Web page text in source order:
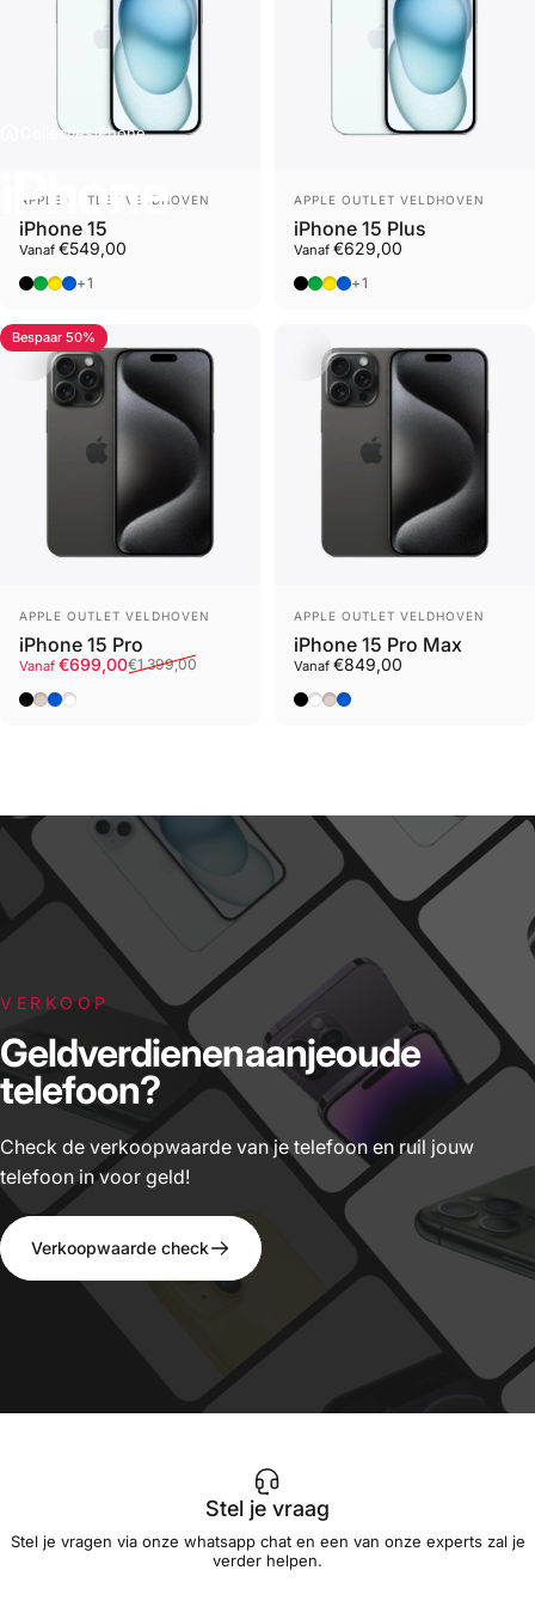
CollectiesiPhone
iPhone
Leverancier
APPLE OUTLET VELDHOVEN
iPhone 15
Vanaf €549,00
Zwart
Groen
Geel
Blauw
+1
Leverancier
APPLE OUTLET VELDHOVEN
iPhone 15 Plus
Vanaf €629,00
Zwart
Groen
Geel
Blauw
+1
Bespaar 50%
Leverancier
APPLE OUTLET VELDHOVEN
iPhone 15 Pro
Sale prijs
Vanaf €699,00
Normale prijs€1.399,00
Zwart
Naturel Titanium
Blauw
Wit
Leverancier
APPLE OUTLET VELDHOVEN
iPhone 15 Pro Max
Vanaf €849,00
Zwart
WitNaturel Titanium
Blauw
VERKOOP
Geldverdienenaanjeoude
telefoon?
Check de verkoopwaarde van je telefoon en ruil jouw
telefoon in voor geld!
Verkoopwaarde check
Stel je vraag
Stel je vragen via onze whatsapp chat en een van onze experts zal je
verder helpen.